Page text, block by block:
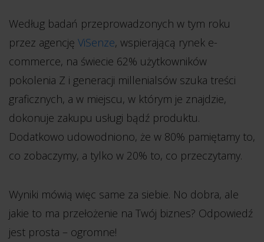
Według badań przeprowadzonych w tym roku
przez agencję ViSenze, wspierającą rynek e-
commerce, na świecie 62% użytkowników
pokolenia Z i generacji millenialsów szuka treści
graficznych, a w miejscu, w którym je znajdzie,
dokonuje zakupu usługi bądź produktu.
Dodatkowo udowodniono, że w 80% pamiętamy to,
co zobaczymy, a tylko w 20% to, co przeczytamy.
Wyniki mówią więc same za siebie. No dobra, ale
jakie to ma przełożenie na Twój biznes? Odpowiedź
jest prosta – ogromne!